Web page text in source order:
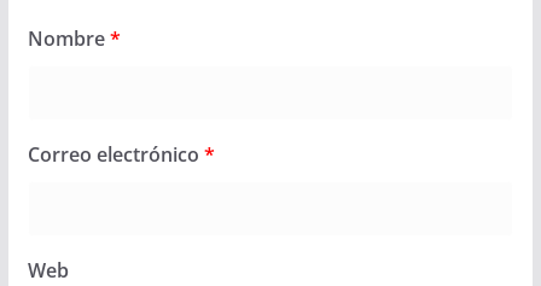
Nombre*
Correo electrónico *
Web